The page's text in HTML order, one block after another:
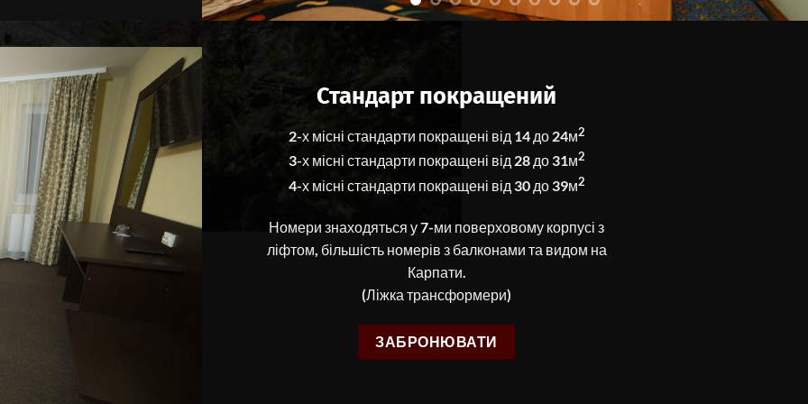
Стандарт покращений
2-х місні стандарти покращені від 14 до 24м2
3-х місні стандарти покращені від 28 до 31м2
4-х місні стандарти покращені від 30 до 39м2
Номери знаходяться у 7-ми поверховому корпусі з
ліфтом, більшість номерів з балконами та видом на
Карпати.
(Ліжка трансформери)
ЗАБРОНЮВАТИ